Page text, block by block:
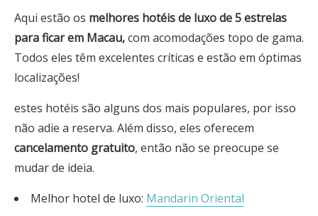
Aqui estão os melhores hotéis de luxo de 5 estrelas
para ficar em Macau,com acomodações topo de gama.
Todos eles têm excelentes críticas e estão em óptimas
localizações!
estes hotéis são alguns dos mais populares, por isso
não adie a reserva. Além disso, eles oferecem
cancelamento gratuito, então não se preocupe se
mudar de ideia.
Melhor hotel de luxo: Mandarin Oriental